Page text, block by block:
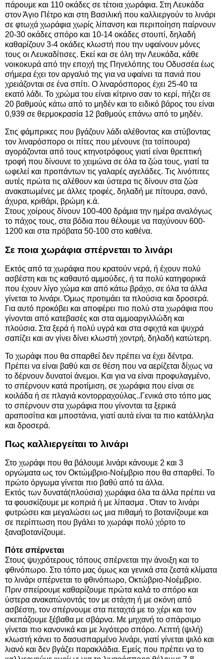
πάρουμε και 110 οκάδες σε τέτοια χωράφια. Στη Λευκάδα
στον Άγιο Πέτρο και στη Βασιλική που καλλιεργούν το λινάρι
σε φτωχά χωράφια χωρίς λίπανση και περιποίηση παίρνουν
20-30 οκάδες σπόρο και 10-14 οκάδες στουπί, δηλαδή
καθαρίζουν 3-4 οκάδες κλωστή που την υφαίνουν μόνες
τους οι Λευκαδίτισες. Εκεί και σε όλη την Λευκάδα, κάθε
νοικοκυρά από την εποχή της Πηνελόπης του Οδυσσέα έως
σήμερα έχει τον αργαλιό της για να υφαίνει τα πανιά που
χρειάζονται σε ένα σπίτι. Ο λιναρόσπορος έχει 25-40 τα
εκατό λάδι. Το χρώμα του είναι κίτρινο σαν το κερί, πήζει σε
20 βαθμούς κάτω από το μηδέν και το ειδικό βάρος του είναι
0,939 σε θερμοκρασία 12 βαθμούς επάνω από το μηδέν.
Στις φάμπρικες που βγάζουν λάδι αλέθοντας και στύβοντας
τον λιναρόσπορο οι πίτες που μένουνε (τα τσίπουρα)
αγοράζονται από τους κτηνοτρόφους γιατί είναι θρεπτική
τροφή που δίνουνε το χειμώνα σε όλα τα ζώα τους, γιατί τα
ωφελεί και προπάντων τις γαλαρές αγελάδες. Τις λινόπιτες
αυτές πρώτα τις αλέθουν και ύστερα τις δίνουν στα ζώα
ανακατωμένες με άλλες τροφές, δηλαδή με πίτουρα, σανό,
άχυρα, κριθάρι, βρώμη κ.ά.
Στους χοίρους δίνουν 100-400 δράμια την ημέρα αναλόγως
το πάχος τους, στα βόδια που θέλουμε να παχύνουν 600-
1200 και στα πρόβατα 50-100 στο καθένα.
Σε ποια χωράφια σπέρνεται το λινάρι
Εκτός από τα χωράφια που κρατούν νερά, ή έχουν πολύ
ασβέστη και τις καθαυτό αμμούδες, ή τα πολύ κατηφορικά
που έχουν λίγο χώμα και από κάτω βράχο, σε όλα τα άλλα
γίνεται το λινάρι. Όμως προτιμάει τα πλούσια και δροσερά.
Για αυτό προκόβει και αποφέρει πιο πολύ στα χωράφια που
γίνονται από κατεβασές και στα αμμοαργιλλώδη και
πλούσια. Στα ξερά ή πολύ υγρά και στα σφιχτά και ψυχρά
σαπίζει και αν γίνει δίνει κλωστή χοντρή, δηλαδή κατώτερη.
Το χωράφι που θα σπαρθεί δεν πρέπει να έχει δέντρα.
Πρέπει να είναι βαθύ και σε θέση που να αερίζεται δίχως να
το δέρνουν δυνατοί άνεμοι. Και για να είναι προφυλαγμένο,
το σπέρνουν κατά προτίμιση, σε χωράφια που είναι σε
κοιλάδα ή σε πλαγιά κοντορραχούλας..Γενικά στο τόπο μας
το σπέρνουν στα χωράφια που γίνονται τα ξερικά
αραποσίτια και μποστάνια, γιατί αυτά είναι τα πιο κατάλληλα
και δροσερά.
Πως καλλιεργείται το λινάρι
Στο χωράφι που θα βάλουμε λινάρι κάνουμε 2 και 3
οργώματα ως τον Οκτώμβριο-Νοέμβριο που θα σπαρθεί. Το
πρώτο όργωμα γίνεται πιο βαθύ από τα άλλα.
Εκτός των δυνατά(πλούσια) χωράφια όλα τα άλλα πρέπει να
τα φουσκίζουμε με κοπριά ή με λίπασμα . Όταν το λινάρι
φυτρώσει και μεγαλώσει ως μια πιθαμή το βοτανίζουμε και
σε περίπτωση που βγάλει το χωράφι πολύ χόρτο το
ξαναβοτανίζουμε.
Πότε σπέρνεται
Στους ψυχρότερους τόπους σπέρνεται την άνοιξη και το
φθινόπωρο. Στο τόπο μας όμως και γενικά στα ζεστά κλίματα
το λινάρι σπέρνεται το φθινόπωρο, Οκτώβριο-Νοέμβριο.
Πριν σπείρουμε καθαρίζουμε πρώτα καλά το σπόρο και
ύστερα ανακατώνοντάς τον με στάχτη ή με σκόνη από
ασβέστη, τον σπέρνουμε στα πεταχτά με το χέρι και τον
σκεπάζουμε ξέβαθα με σβάρνα. Με μηχανή το σπάρσιμο
γίνεται πιο κανονικά και με λιγότερο σπόρο. Λεπτή (ψιλή)
κλωστή κάνει το δασυσπαρμένο λινάρι, γιατί γίνεται ψιλό και
λιανό και δεν βγάζει παρακλάδια. Εμείς που πρέπει να το